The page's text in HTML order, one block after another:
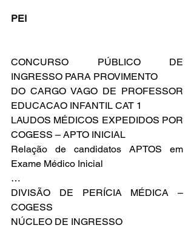
PEI
CONCURSO PÚBLICO DE
INGRESSO PARA PROVIMENTO
DO CARGO VAGO DE PROFESSOR
EDUCACAO INFANTIL CAT 1
LAUDOS MÉDICOS EXPEDIDOS POR
COGESS – APTO INICIAL
Relação de candidatos APTOS em
Exame Médico Inicial
…
DIVISÃO DE PERÍCIA MÉDICA –
COGESS
NÚCLEO DE INGRESSO